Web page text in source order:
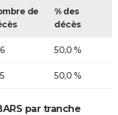
de
% des
décès
50,0 %
50,0 %
par tranche